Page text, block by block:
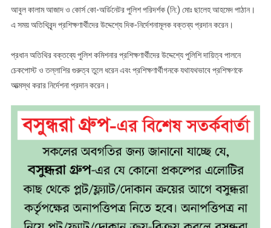
আবুল কালাম আজাদ ও কোর্স কো-অর্ডিনেটর পুলিশ পরিদর্শক (নি:) মোঃ ছালেহ আহমেদ পাঠান।
এ সময় অতিথিবৃন্দ প্রশিক্ষণার্থীদের উদ্দেশ্যে দিক-নির্দেশনামূলক বক্তব্য প্রদান করেন।
প্রধান অতিথির বক্তব্যে পুলিশ কমিশনার প্রশিক্ষণার্থীদের উদ্দেশ্যে পুলিশি দায়িত্ব পালনে
চেকপোস্ট ও তল্লাশির গুরুত্ব তুলে ধরেন এবং প্রশিক্ষণার্থীগনকে যথাযথভাবে প্রশিক্ষণকে
আত্মস্থ করার নির্দেশনা প্রদান করেন।